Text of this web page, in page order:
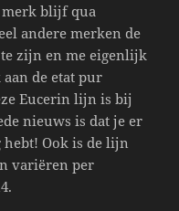
blijf qua
andere merken de
zijn en me eigenlijk
de etat pur
Eucerin lijn is bij
nieuws is dat je er
Ook is de lijn
variëren per